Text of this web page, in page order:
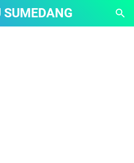
SUMEDANG